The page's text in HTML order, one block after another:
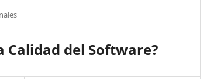
del Software?